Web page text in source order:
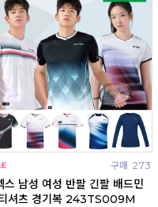
구매 273
스 남성 여성 반팔 긴팔 배드민
셔츠 경기복 243TS009M